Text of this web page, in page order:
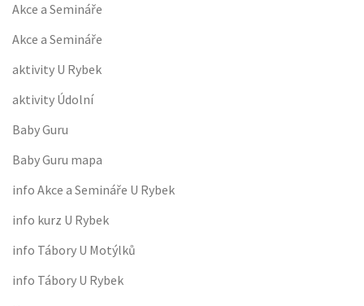
Akce a Semináře
Akce a Semináře
aktivity U Rybek
aktivity Údolní
Baby Guru
Baby Guru mapa
info Akce a Semináře U Rybek
info kurz U Rybek
info Tábory U Motýlků
info Tábory U Rybek